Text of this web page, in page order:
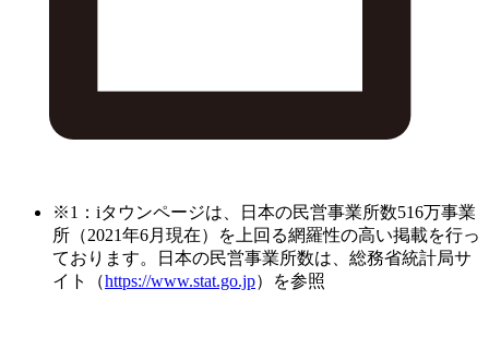
※1：iタウンページは、日本の民営事業所数516万事業
所（2021年6月現在）を上回る網羅性の高い掲載を行っ
ております。日本の民営事業所数は、総務省統計局サ
イト（https://www.stat.go.jp）を参照